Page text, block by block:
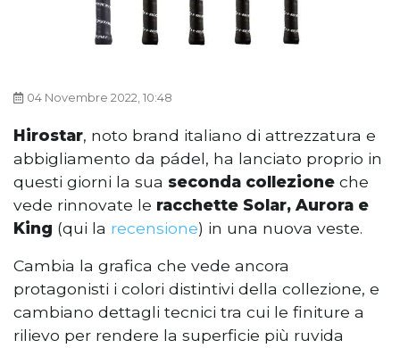
04 Novembre 2022, 10:48
Hirostar, noto brand italiano di attrezzatura e
abbigliamento da pádel, ha lanciato proprio in
questi giorni la sua seconda collezione che
vede rinnovate le racchette Solar, Aurora e
King (qui la recensione) in una nuova veste.
Cambia la grafica che vede ancora
protagonisti i colori distintivi della collezione, e
cambiano dettagli tecnici tra cui le finiture a
rilievo per rendere la superficie più ruvida